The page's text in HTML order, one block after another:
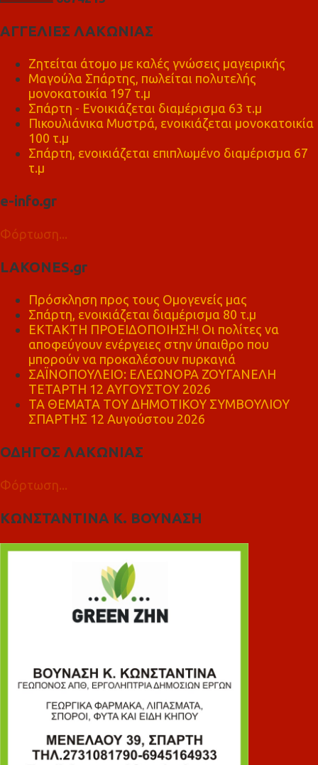
ΑΓΓΕΛΙΕΣ ΛΑΚΩΝΙΑΣ
Ζητείται άτομο με καλές γνώσεις μαγειρικής
Μαγούλα Σπάρτης, πωλείται πολυτελής
μονοκατοικία 197 τ.μ
Σπάρτη - Ενοικιάζεται διαμέρισμα 63 τ.μ
Πικουλιάνικα Μυστρά, ενοικιάζεται μονοκατοικία
100 τ.μ
Σπάρτη, ενοικιάζεται επιπλωμένο διαμέρισμα 67
τ.μ
e-info.gr
Φόρτωση...
LAKONES.gr
Πρόσκληση προς τους Ομογενείς μας
Σπάρτη, ενοικιάζεται διαμέρισμα 80 τ.μ
ΕΚΤΑΚΤΗ ΠΡΟΕΙΔΟΠΟΙΗΣΗ! Οι πολίτες να
αποφεύγουν ενέργειες στην ύπαιθρο που
μπορούν να προκαλέσουν πυρκαγιά
ΣΑΪΝΟΠΟΥΛΕΙΟ: ΕΛΕΩΝΟΡΑ ΖΟΥΓΑΝΕΛΗ
ΤΕΤΑΡΤΗ 12 ΑΥΓΟΥΣΤΟΥ 2026
ΤΑ ΘΕΜΑΤΑ ΤΟΥ ΔΗΜΟΤΙΚΟΥ ΣΥΜΒΟΥΛΙΟΥ
ΣΠΑΡΤΗΣ 12 Αυγούστου 2026
ΟΔΗΓΟΣ ΛΑΚΩΝΙΑΣ
Φόρτωση...
ΚΩΝΣΤΑΝΤΙΝΑ Κ. ΒΟΥΝΑΣΗ